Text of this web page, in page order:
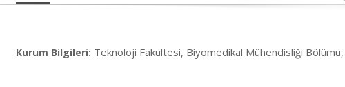
Kurum Bilgileri: Teknoloji Fakültesi, Biyomedikal Mühendisliği